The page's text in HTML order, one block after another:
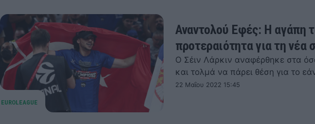
Αναντολού Εφές: Η αγάπη
προτεραιότητα για τη νέα
Ο Σέιν Λάρκιν αναφέρθηκε στα
και τολμά να πάρει θέση για το
22 Μαΐου 2022 15:45